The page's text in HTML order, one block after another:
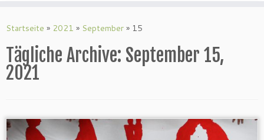
Startseite » 2021 » September » 15
Tägliche Archive: September 15,
2021